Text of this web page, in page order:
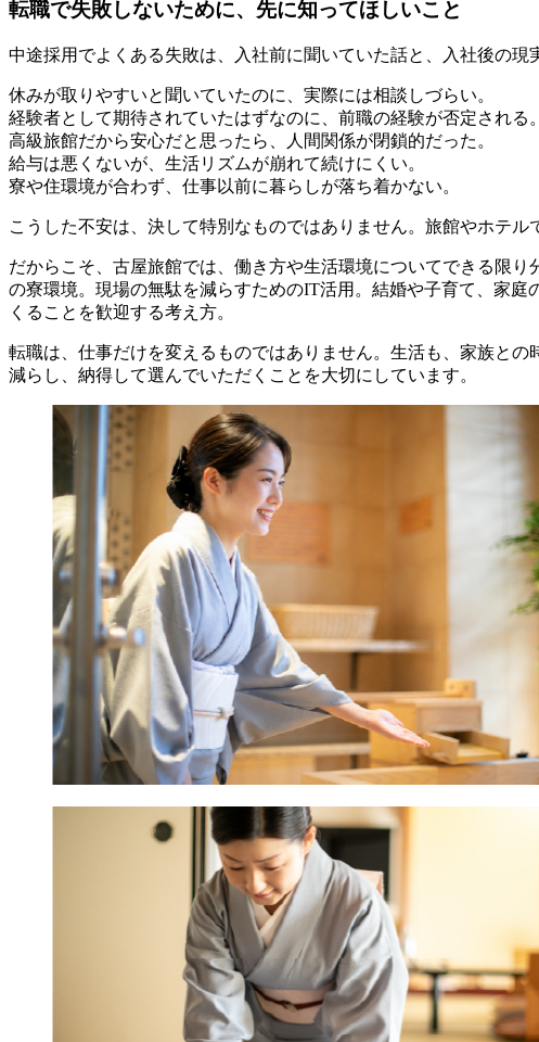
転職で失敗しないために、先に知ってほしいこと
中途採用でよくある失敗は、入社前に聞いていた話と、入社後の現
休みが取りやすいと聞いていたのに、実際には相談しづらい。
経験者として期待されていたはずなのに、前職の経験が否定される。
高級旅館だから安心だと思ったら、人間関係が閉鎖的だった。
給与は悪くないが、生活リズムが崩れて続けにくい。
寮や住環境が合わず、仕事以前に暮らしが落ち着かない。
こうした不安は、決して特別なものではありません。旅館やホテ
だからこそ、 古屋旅館では、働き方や生活環境についてできる限り
の寮環境。現場の無駄を減らすためのIT活用。結婚や子育て、家
くることを歓迎する考え方。
転職は、仕事だけを変えるものではありません。生活も、家族との
減らし、納得して選んでいただくことを大切にしています。